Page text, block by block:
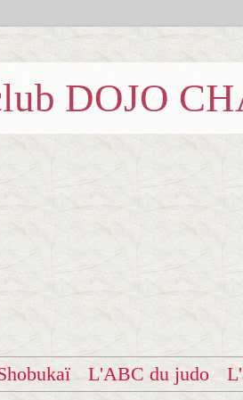
DOJO
L'ABC du judo